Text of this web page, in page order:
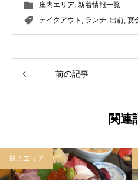
庄内エリア, 新着情報一覧
テイクアウト , ランチ, 出前, 宴
前の記事
関連
最上エリア